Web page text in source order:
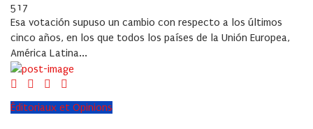
517
Esa votación supuso un cambio con respecto a los últimos
cinco años, en los que todos los países de la Unión Europea,
América Latina...
Éditoriaux et Opinions